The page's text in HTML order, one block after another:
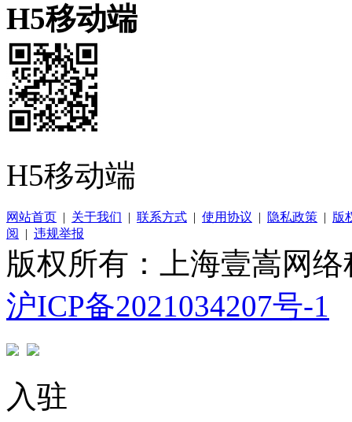
H5移动端
H5移动端
网站首页 | 关于我们 | 联系方式 | 使用协议 | 隐私政策 | 版
阅
| 违规举报
版权所有：上海壹嵩网
沪ICP备2021034207号-1
入驻